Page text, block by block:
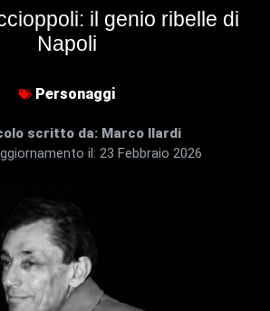
il genio ribelle di
Napoli
Personaggi
scritto da: Marco Ilardi
il: 23 Febbraio 2026